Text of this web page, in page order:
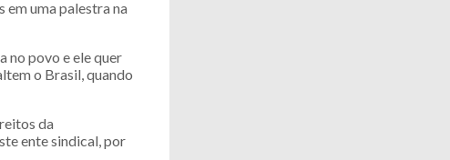
uma palestra na
no povo e ele quer
o Brasil, quando
da
ente sindical, por